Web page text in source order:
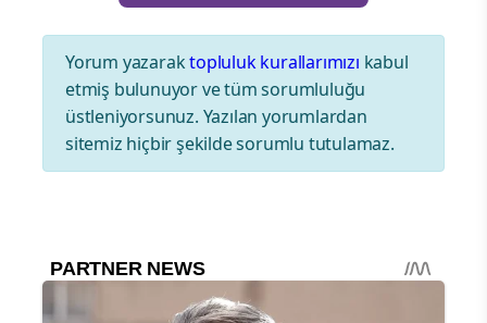
Yorum yazaraktopluluk kurallarımızı kabul
etmiş bulunuyor ve tüm sorumluluğu
üstleniyorsunuz. Yazılan yorumlardan
sitemiz hiçbir şekilde sorumlu tutulamaz.